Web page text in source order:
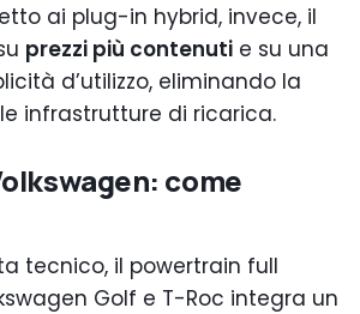
ai plug-in hybrid, invece, il
prezzi più contenuti e su una
d’utilizzo, eliminando la
infrastrutture di ricarica.
come
tecnico, il powertrain full
Golf e T-Roc integra un